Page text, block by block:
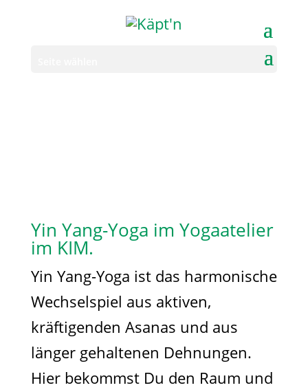
Yin Yang-Yoga im Yogaatelier
im KIM.
Yin Yang-Yoga ist das harmonische
Wechselspiel aus aktiven,
kräftigenden Asanas und aus
länger gehaltenen Dehnungen.
Hier bekommst Du den Raum und